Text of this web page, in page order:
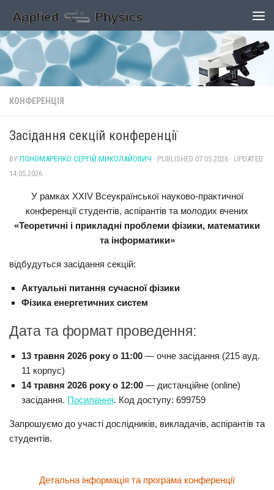
Skip to content
КОНФЕРЕНЦІЯ
Засідання секцій конференції
BY ПОНОМАРЕНКО СЕРГІЙ МИКОЛАЙОВИЧ · PUBLISHED 07.05.2026 · UPDATED
14.05.2026
У рамках XXIV Всеукраїнської науково-практичної
конференції студентів, аспірантів та молодих вчених
«Теоретичні і прикладні проблеми фізики, математики
та інформатики»
відбудуться засідання секцій:
Актуальні питання сучасної фізики
Фізика енергетичних систем
Дата та формат проведення:
13 травня 2026 року о 11:00 — очне засідання (215 ауд.
11 корпус)
14 травня 2026 року о 12:00 — дистанційне (online)
засідання. Посилання. Код доступу: 699759
Запрошуємо до участі дослідників, викладачів, аспірантів та
студентів.
Детальна інформація та програма конференції